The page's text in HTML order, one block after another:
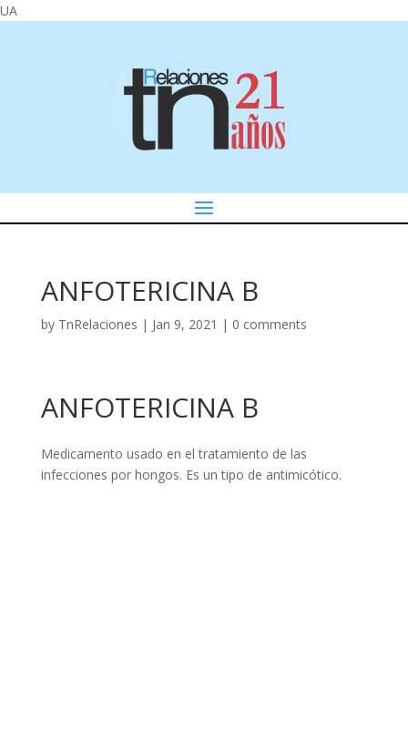
UA
ANFOTERICINA B
by TnRelaciones | Jan 9, 2021 | 0 comments
ANFOTERICINA B
Medicamento usado en el tratamiento de las
infecciones por hongos. Es un tipo de antimicótico.